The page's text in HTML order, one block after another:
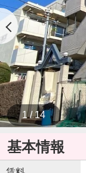
1 / 14
基本情報